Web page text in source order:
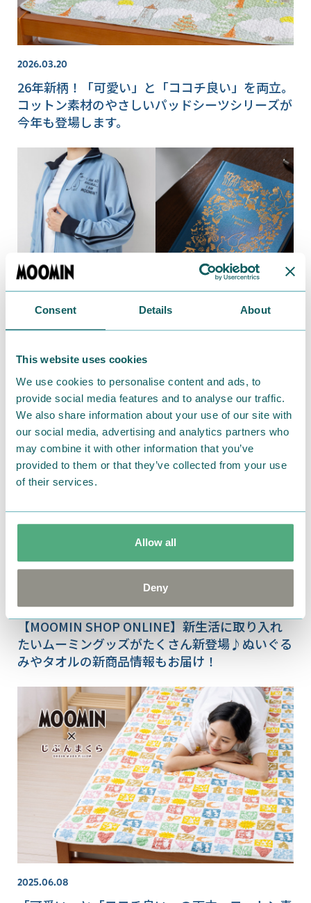
Consent Details About
This website uses cookies
We use cookies to personalise content and ads, to
provide social media features and to analyse our traffic.
We also share information about your use of our site with
our social media, advertising and analytics partners who
may combine it with other information that you’ve
provided to them or that they’ve collected from your use
of their services.
Allow all
Deny
2026.03.20
26年新柄！「可愛い」と「ココチ良い」を両立。
コットン素材のやさしいパッドシーツシリーズが
今年も登場します。
【MOOMIN SHOP ONLINE】毎日にちょっとプ
ラス！新しい習慣におすすめのムーミングッズ
2026.01.29
【MOOMIN SHOP ONLINE】新生活に取り入れ
たいムーミングッズがたくさん新登場♪ぬいぐる
みやタオルの新商品情報もお届け！
2025.06.08